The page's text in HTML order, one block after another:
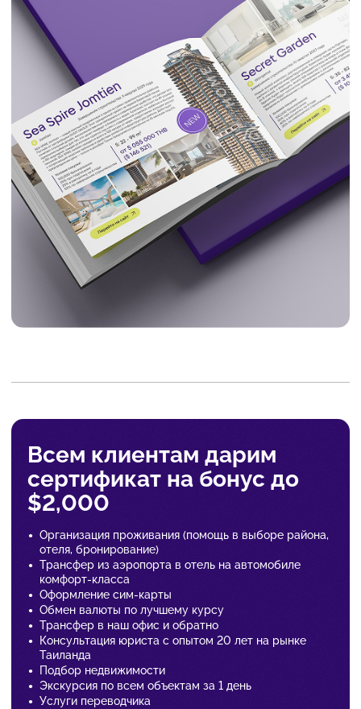
Всем клиентам дарим
сертификат на бонус до
$2,000
Организация проживания (помощь в выборе района,
отеля, бронирование)
Трансфер из аэропорта в отель на автомобиле
комфорт-класса
Оформление сим-карты
Обмен валюты по лучшему курсу
Трансфер в наш офис и обратно
Консультация юриста с опытом 20 лет на рынке
Таиланда
Подбор недвижимости
Экскурсия по всем объектам за 1 день
Услуги переводчика